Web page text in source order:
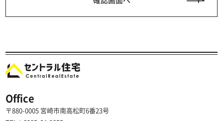
Office
〒880-0005 宮崎市南高松町6番23号